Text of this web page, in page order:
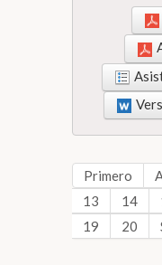
Primero
13
14
19
20